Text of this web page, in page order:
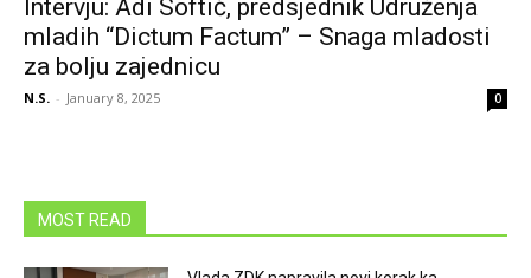
Intervju: Adi Softić, predsjednik Udruženja
mladih “Dictum Factum” – Snaga mladosti
za bolju zajednicu
N.S. - January 8, 2025 0
MOST READ